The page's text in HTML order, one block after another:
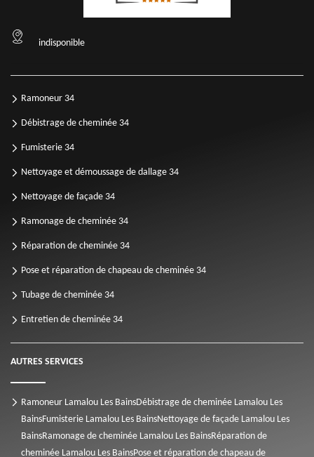
indisponible
Ramoneur 34
Débistrage de cheminée 34
Fumisterie 34
Nettoyage et démoussage de dallage 34
Nettoyage de façade 34
Ramonage de cheminée 34
Réparation de cheminée 34
Pose et réparation de chapeau de cheminée 34
Tubage de cheminée 34
Entretien de cheminée 34
AUTRES SERVICES
Ramoneur Lamalou Les BainsDébistrage de cheminée Lamalou Les
BainsFumisterie Lamalou Les BainsNettoyage de façade Lamalou Les
BainsRamonage de cheminée Lamalou Les BainsRéparation de
cheminée Lamalou Les BainsPose et réparation de chapeau de